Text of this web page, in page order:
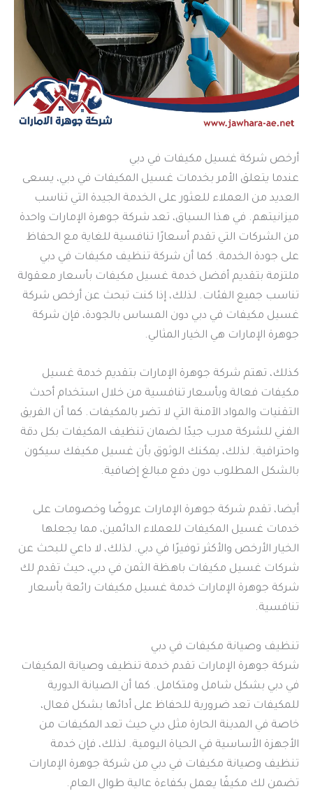
أرخص شركة غسيل مكيفات في دبي
عندما يتعلق الأمر بخدمات غسيل المكيفات في دبي، يسعى
العديد من العملاء للعثور على الخدمة الجيدة التي تناسب
ميزانيتهم. في هذا السياق، تعد شركة جوهرة الإمارات واحدة
من الشركات التي تقدم أسعارًا تنافسية للغاية مع الحفاظ
على جودة الخدمة. كما أن شركة تنظيف مكيفات في دبي
ملتزمة بتقديم أفضل خدمة غسيل مكيفات بأسعار معقولة
تناسب جميع الفئات. لذلك، إذا كنت تبحث عن أرخص شركة
غسيل مكيفات في دبي دون المساس بالجودة، فإن شركة
جوهرة الإمارات هي الخيار المثالي.
كذلك، تهتم شركة جوهرة الإمارات بتقديم خدمة غسيل
مكيفات فعالة وبأسعار تنافسية من خلال استخدام أحدث
التقنيات والمواد الآمنة التي لا تضر بالمكيفات. كما أن الفريق
الفني للشركة مدرب جيدًا لضمان تنظيف المكيفات بكل دقة
واحترافية. لذلك، يمكنك الوثوق بأن غسيل مكيفك سيكون
بالشكل المطلوب دون دفع مبالغ إضافية.
أيضا، تقدم شركة جوهرة الإمارات عروضًا وخصومات على
خدمات غسيل المكيفات للعملاء الدائمين، مما يجعلها
الخيار الأرخص والأكثر توفيرًا في دبي. لذلك، لا داعي للبحث عن
شركات غسيل مكيفات باهظة الثمن في دبي، حيث تقدم لك
شركة جوهرة الإمارات خدمة غسيل مكيفات رائعة بأسعار
تنافسية.
تنظيف وصيانة مكيفات في دبي
شركة جوهرة الإمارات تقدم خدمة تنظيف وصيانة المكيفات
في دبي بشكل شامل ومتكامل. كما أن الصيانة الدورية
للمكيفات تعد ضرورية للحفاظ على أدائها بشكل فعال،
خاصة في المدينة الحارة مثل دبي حيث تعد المكيفات من
الأجهزة الأساسية في الحياة اليومية. لذلك، فإن خدمة
تنظيف وصيانة مكيفات في دبي من شركة جوهرة الإمارات
تضمن لك مكيفًا يعمل بكفاءة عالية طوال العام.